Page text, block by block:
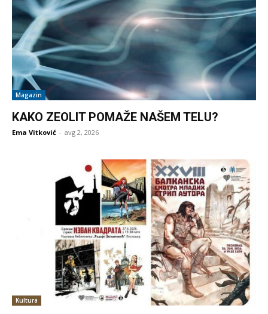
Magazin
KAKO ZEOLIT POMAŽE NAŠEM TELU?
Ema Vitković - avg 2, 2026
Kultura